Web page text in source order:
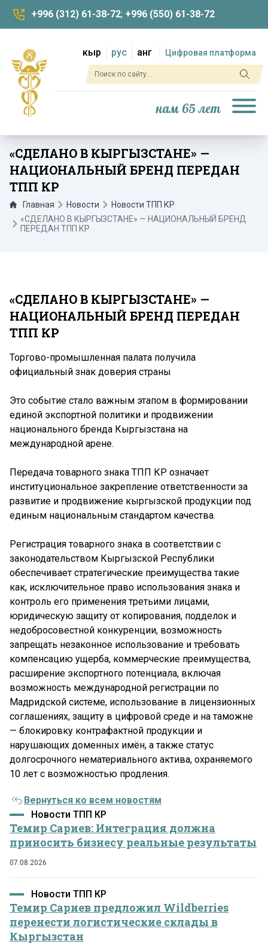
+996 (312) 61-38-72; +996 (550) 61-38-72
кыр рус анг Цифровая платформа
нам 65 лет
«СДЕЛАНО В КЫРГЫЗСТАНЕ» —
НАЦИОНАЛЬНЫЙ БРЕНД ПЕРЕДАН
ТПП КР
Главная Новости
Новости ТПП КР
«СДЕЛАНО В КЫРГЫЗСТАНЕ» — НАЦИОНАЛЬНЫЙ БРЕНД
ПЕРЕДАН ТПП КР
«СДЕЛАНО В КЫРГЫЗСТАНЕ» —
НАЦИОНАЛЬНЫЙ БРЕНД ПЕРЕДАН
ТПП КР
Торгово-промышленная палата получила
официальный знак доверия страны
Это событие стало важным этапом в формировании
единой экспортной политики и продвижении
национального бренда Кыргызстана на
международной арене.
Передача товарного знака ТПП КР означает
институциональное закрепление ответственности за
развитие и продвижение кыргызской продукции под
единым национальным стандартом качества.
Регистрация товарного знака в соответствии с
законодательством Кыргызской Республики
обеспечивает стратегические преимущества такие
как, исключительное право использования знака и
контроль его применения третьими лицами,
юридическую защиту от копирования, подделок и
недобросовестной конкуренции, возможность
запрещать незаконное использование и требовать
компенсацию ущерба, коммерческие преимущества,
расширение экспортного потенциала, включая
возможность международной регистрации по
Мадридской системе, использование в лицензионных
соглашениях, защиту в цифровой среде и на таможне
— блокировку контрафактной продукции и
нарушающих доменных имён, а также статус
долгосрочного нематериального актива, охраняемого
10 лет с возможностью продления.
Вернуться ко всем новостям
Новости ТПП КР
Темир Сариев: Интеграция должна
приносить бизнесу реальные результаты
07.08.2026
Новости ТПП КР
Темир Сариев предложил Wildberries
перенести логистические склады в
Кыргызстан